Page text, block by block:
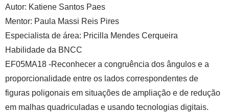
Autor: Katiene Santos Paes
Mentor: Paula Massi Reis Pires
Especialista de área: Pricilla Mendes Cerqueira
Habilidade da BNCC
EF05MA18 -Reconhecer a congruência dos ângulos e a
proporcionalidade entre os lados correspondentes de
figuras poligonais em situações de ampliação e de redução
em malhas quadriculadas e usando tecnologias digitais.